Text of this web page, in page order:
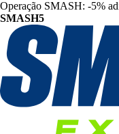
Operação SMASH: -5%
SMASH5